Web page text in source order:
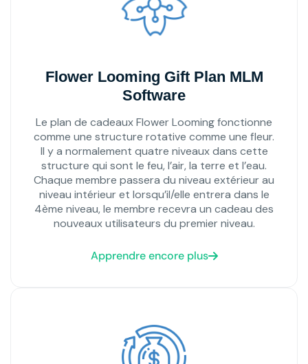
Flower Looming Gift Plan MLM
Software
Le plan de cadeaux Flower Looming fonctionne
comme une structure rotative comme une fleur.
Il y a normalement quatre niveaux dans cette
structure qui sont le feu, l’air, la terre et l’eau.
Chaque membre passera du niveau extérieur au
niveau intérieur et lorsqu’il/elle entrera dans le
4ème niveau, le membre recevra un cadeau des
nouveaux utilisateurs du premier niveau.
Apprendre encore plus